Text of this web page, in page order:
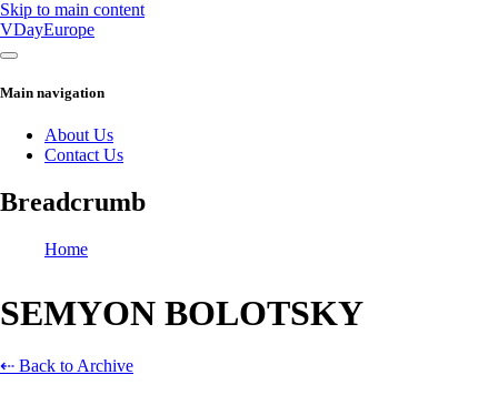
Skip to main content
VDayEurope
Main navigation
About Us
Contact Us
Breadcrumb
Home
SEMYON BOLOTSKY
⇠ Back to Archive